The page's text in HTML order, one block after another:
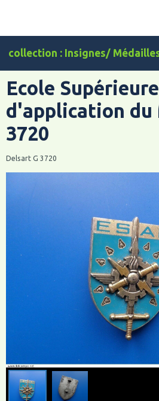
collection : Insignes/
Ecole
d'application du
3720
Delsart G 3720